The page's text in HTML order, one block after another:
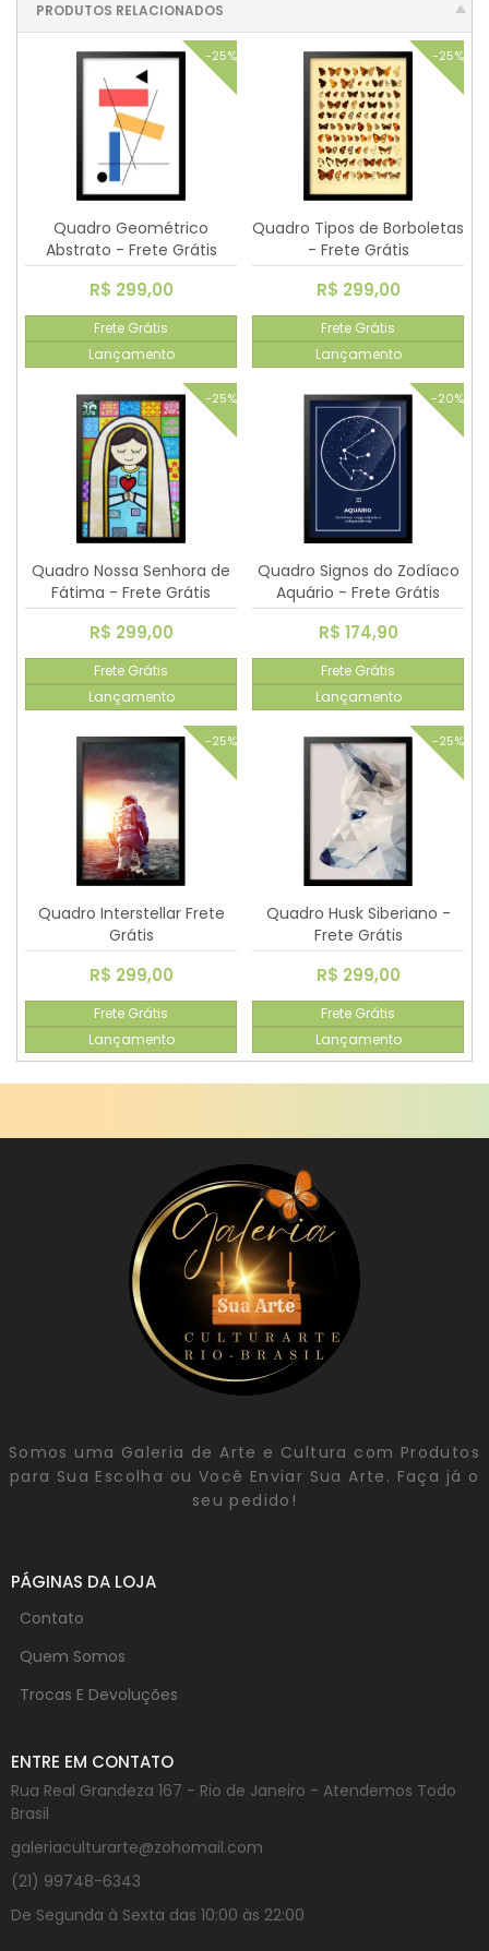
PRODUTOS RELACIONADOS
-25%
Quadro Geométrico
Abstrato - Frete Grátis
R$ 299,00
Frete Grátis
Lançamento
-25%
Quadro Tipos de Borboletas
- Frete Grátis
R$ 299,00
Frete Grátis
Lançamento
-25%
Quadro Nossa Senhora de
Fátima - Frete Grátis
R$ 299,00
Frete Grátis
Lançamento
-20%
Quadro Signos do Zodíaco
Aquário - Frete Grátis
R$ 174,90
Frete Grátis
Lançamento
-25%
Quadro Interstellar Frete
Grátis
R$ 299,00
Frete Grátis
Lançamento
-25%
Quadro Husk Siberiano -
Frete Grátis
R$ 299,00
Frete Grátis
Lançamento
Somos uma Galeria de Arte e Cultura com Produtos
para Sua Escolha ou Você Enviar Sua Arte. Faça já o
seu pedido!
PÁGINAS DA LOJA
Contato
Quem Somos
Trocas E Devoluções
ENTRE EM CONTATO
Rua Real Grandeza 167 - Rio de Janeiro - Atendemos Todo
Brasil
galeriaculturarte@zohomail.com
(21) 99748-6343
De Segunda à Sexta das 10:00 às 22:00